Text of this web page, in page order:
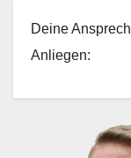
Deine
Anliegen: